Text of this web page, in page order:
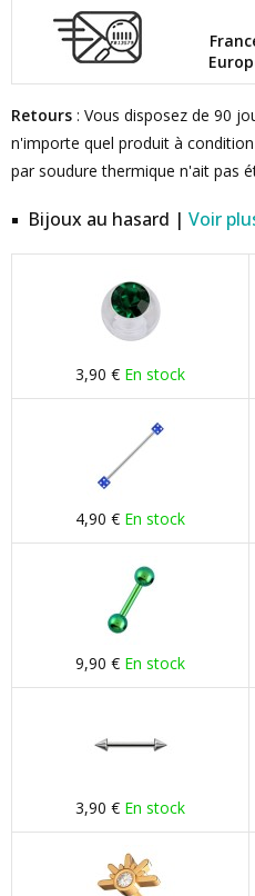
Retours : Vous disposez de 90
n'importe quel produit à
par soudure thermique n'ait pas
Bijoux au hasard | Voir
3,90 € En stock
4,90 € En stock
9,90 € En stock
3,90 € En stock